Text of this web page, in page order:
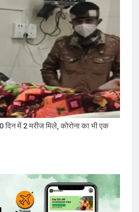
में 2 मरीज मिले, कोरोना का भी एक